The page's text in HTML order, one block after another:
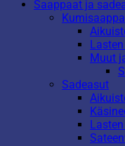
Saappaat ja
Muut
Sadeasut